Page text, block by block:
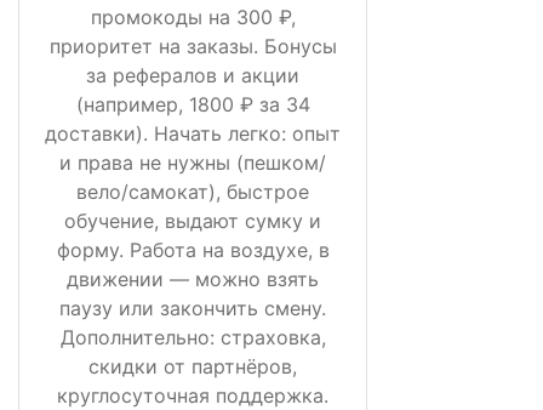
промокоды на 300 ₽,
приоритет на заказы. Бонусы
за рефералов и акции
(например, 1800 ₽ за 34
доставки). Начать легко: опыт
и права не нужны (пешком/
вело/самокат), быстрое
обучение, выдают сумку и
форму. Работа на воздухе, в
движении — можно взять
паузу или закончить смену.
Дополнительно: страховка,
скидки от партнёров,
круглосуточная поддержка.